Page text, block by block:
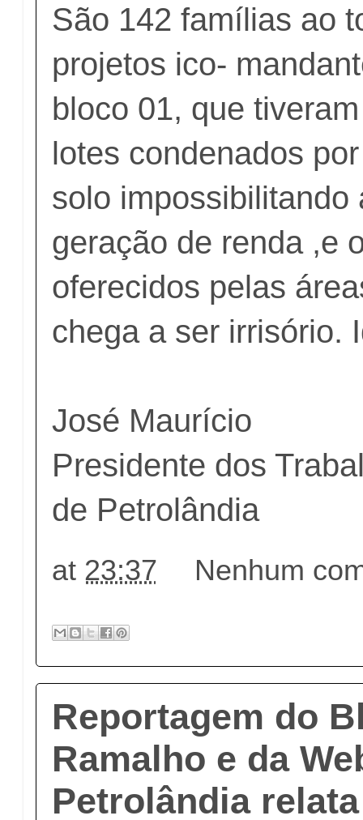
São 142 famílias ao
projetos ico-
bloco 01, que
lotes condenados
solo impossibilitando
geração de renda ,e
oferecidos pelas
chega a ser irrisório.
José Maurício
Presidente dos
de Petrolândia
at 23:37 Nenhum
Reportagem do
Ramalho e da
Petrolândia